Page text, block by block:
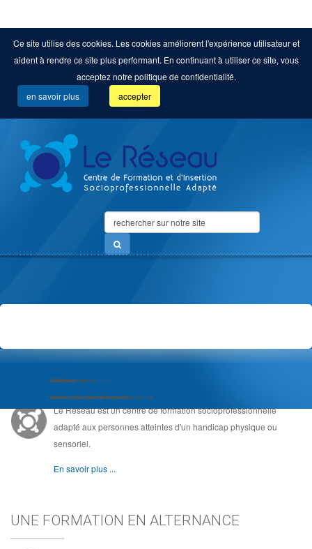
Ce site utilise des cookies. Les cookies améliorent l'expérience utilisateur et
aident à rendre ce site plus performant. En continuant à utiliser ce site, vous
acceptez notre politique de confidentialité.
en savoir plus
accepter
Search
...
Module d'Accompagnement
au Projet d'Insertion Professionnelle
Com'Com'bre
Formation de Community Manager
Le Réseau
Au coeur de la formation socioprofessionnelle
Le Réseau est un centre de formation socioprofessionnelle
adapté aux personnes atteintes d'un handicap physique ou
sensoriel.
En savoir plus ...
UNE FORMATION EN ALTERNANCE